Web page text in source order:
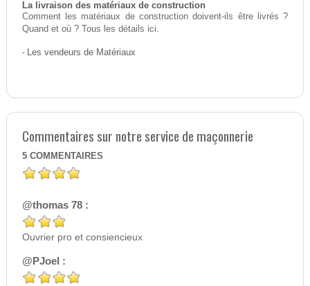
La livraison des matériaux de construction
Comment les matériaux de construction doivent-ils être livrés ?
Quand et où ? Tous les détails ici.
- Les vendeurs de Matériaux
Commentaires sur notre service de maçonnerie
5 COMMENTAIRES
@thomas 78 :
Ouvrier pro et consiencieux
@PJoel :